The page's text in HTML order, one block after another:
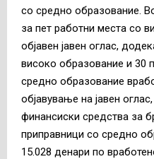
со средно образование.
за пет работни места со
објавен јавен оглас,
високо образование и 30
средно образование
објавување на јавен
финансиски средства за
приправници со средно
15.028 денари по